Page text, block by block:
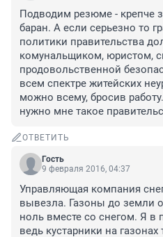
Подводим резюме - крепче
баран. А если серьезно то
политики правительства
комунальщиком, юристом,
продовольственной
всем спектре житейских
можно всему, бросив
нужно мне такое
ОТВЕТИТЬ
Гость
9 февраля 2016, 04:37
Управляющая компания
вывезла. Газоны до земли
ноль вместе со снегом. Я в
ведь кустарники на